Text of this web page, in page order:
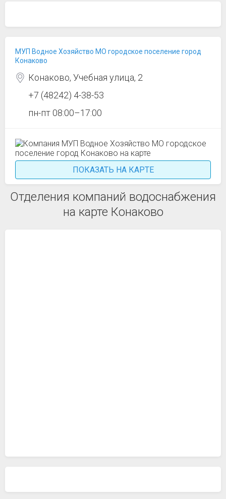
МУП Водное Хозяйство МО городское поселение город
Конаково
Конаково, Учебная улица, 2
+7 (48242) 4-38-53
пн-пт 08:00–17:00
ПОКАЗАТЬ НА КАРТЕ
Отделения компаний водоснабжения
на карте Конаково